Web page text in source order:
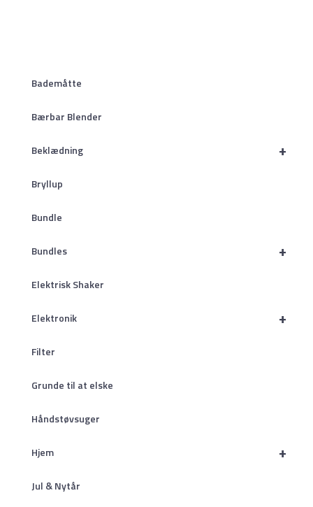
Bademåtte
Bærbar Blender
+
Beklædning
Bryllup
Bundle
+
Bundles
Elektrisk Shaker
+
Elektronik
Filter
Grunde til at elske
Håndstøvsuger
+
Hjem
Jul & Nytår